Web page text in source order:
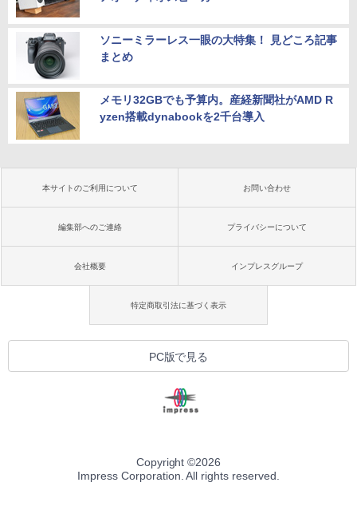
ソニーミラーレス一眼の大特集！ 見どころ記事
まとめ
メモリ32GBでも予算内。産経新聞社がAMD R
yzen搭載dynabookを2千台導入
本サイトのご利用について お問い合わせ
編集部へのご連絡 プライバシーについて
会社概要 インプレスグループ
特定商取引法に基づく表示
PC版で見る
Copyright ©2026
Impress Corporation. All rights reserved.